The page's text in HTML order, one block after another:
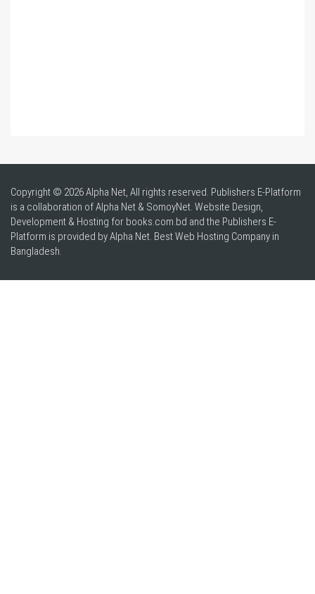
Copyright © 2026 Alpha Net, All rights reserved. Publishers E-Platform
is a collaboration of Alpha Net & SomoyNet. Website Design,
Development & Hosting for books.com.bd and the Publishers E-
Platform is provided by Alpha Net. BestWeb Hosting Company in
Bangladesh.